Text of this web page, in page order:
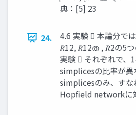
典：[5] 23
24.
4.6 実験  本論分で
𝑅12, 𝑅12ത , 𝑅2の5つ
実験  それぞれで、
simplicesの比率が異
simplicesのみ、すな
Hopfield networkに